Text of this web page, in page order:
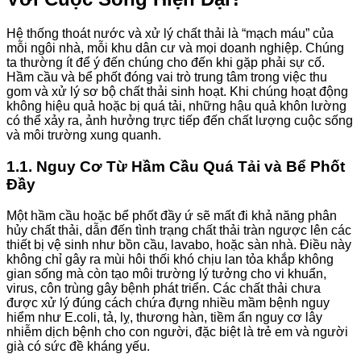
Hệ thống thoát nước và xử lý chất thải là “mạch máu” của
mỗi ngôi nhà, mỗi khu dân cư và mọi doanh nghiệp. Chúng
ta thường ít để ý đến chúng cho đến khi gặp phải sự cố.
Hầm cầu và bể phốt đóng vai trò trung tâm trong việc thu
gom và xử lý sơ bộ chất thải sinh hoạt. Khi chúng hoạt động
không hiệu quả hoặc bị quá tải, những hậu quả khôn lường
có thể xảy ra, ảnh hưởng trực tiếp đến chất lượng cuộc sống
và môi trường xung quanh.
1.1. Nguy Cơ Từ Hầm Cầu Quá Tải và Bể Phốt
Đầy
Một hầm cầu hoặc bể phốt đầy ứ sẽ mất đi khả năng phân
hủy chất thải, dẫn đến tình trạng chất thải tràn ngược lên các
thiết bị vệ sinh như bồn cầu, lavabo, hoặc sàn nhà. Điều này
không chỉ gây ra mùi hôi thối khó chịu lan tỏa khắp không
gian sống mà còn tạo môi trường lý tưởng cho vi khuẩn,
virus, côn trùng gây bệnh phát triển. Các chất thải chưa
được xử lý đúng cách chứa đựng nhiều mầm bệnh nguy
hiểm như E.coli, tả, lỵ, thương hàn, tiềm ẩn nguy cơ lây
nhiễm dịch bệnh cho con người, đặc biệt là trẻ em và người
già có sức đề kháng yếu.